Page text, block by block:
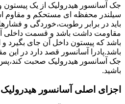
جک آسانسور هیدرولیک از یک
سیلندر محفظه ای مستحکم و
باید در برابر رطوبت،خوردگی و
مقاومت داشت باشد و قسمت داخلی
باشد که پیستون داخل آن جای بگیرد
باشد.پادرا آسانسور قصد دارد در
جک آسانسور هیدرولیک صحبت کند،پس
باشید.
اجزای اصلی آسانسور هیدرولیک